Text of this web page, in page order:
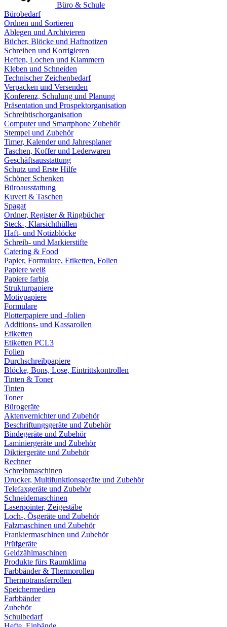
Büro & Schule
Bürobedarf
Ordnen und Sortieren
Ablegen und Archivieren
Bücher, Blöcke und Haftnotizen
Schreiben und Korrigieren
Heften, Lochen und Klammern
Kleben und Schneiden
Technischer Zeichenbedarf
Verpacken und Versenden
Konferenz, Schulung und Planung
Präsentation und Prospektorganisation
Schreibtischorganisation
Computer und Smartphone Zubehör
Stempel und Zubehör
Timer, Kalender und Jahresplaner
Taschen, Koffer und Lederwaren
Geschäftsausstattung
Schutz und Erste Hilfe
Schöner Schenken
Büroausstattung
Kuvert & Taschen
Spagat
Ordner, Register & Ringbücher
Steck-, Klarsichthüllen
Haft- und Notizblöcke
Schreib- und Markierstifte
Catering & Food
Papier, Formulare, Etiketten, Folien
Papiere weiß
Papiere farbig
Strukturpapiere
Motivpapiere
Formulare
Plotterpapiere und -folien
Additions- und Kassarollen
Etiketten
Etiketten PCL3
Folien
Durchschreibpapiere
Blöcke, Bons, Lose, Eintrittskontrollen
Tinten & Toner
Tinten
Toner
Bürogeräte
Aktenvernichter und Zubehör
Beschriftungsgeräte und Zubehör
Bindegeräte und Zubehör
Laminiergeräte und Zubehör
Diktiergeräte und Zubehör
Rechner
Schreibmaschinen
Drucker, Multifunktionsgeräte und Zubehör
Telefaxgeräte und Zubehör
Schneidemaschinen
Laserpointer, Zeigestäbe
Loch-, Ösgeräte und Zubehör
Falzmaschinen und Zubehör
Frankiermaschinen und Zubehör
Prüfgeräte
Geldzählmaschinen
Produkte fürs Raumklima
Farbbänder & Thermorollen
Thermotransferrollen
Speichermedien
Farbbänder
Zubehör
Schulbedarf